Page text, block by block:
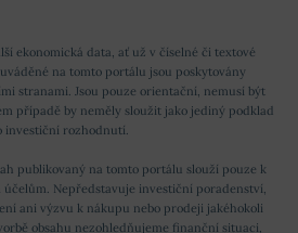
ekonomická data, ať už v číselné či textové
na tomto portálu jsou poskytovány
stranami. Jsou pouze orientační, nemusí být
případě by neměly sloužit jako jediný podklad
investiční rozhodnutí.
publikovaný na tomto portálu slouží pouze k
Nepředstavuje investiční poradenství,
ani výzvu k nákupu nebo prodeji jakéhokoli
obsahu nezohledňujeme finanční situaci,